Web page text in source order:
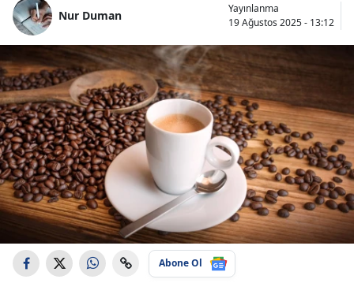
Nur Duman
Yayınlanma
19 Ağustos 2025 - 13:12
Abone Ol